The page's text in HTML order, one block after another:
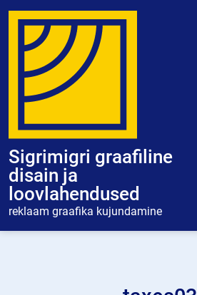
Skip
content
Sigrimigri graafiline
disain ja
loovlahendused
reklaam graafika kujundamine